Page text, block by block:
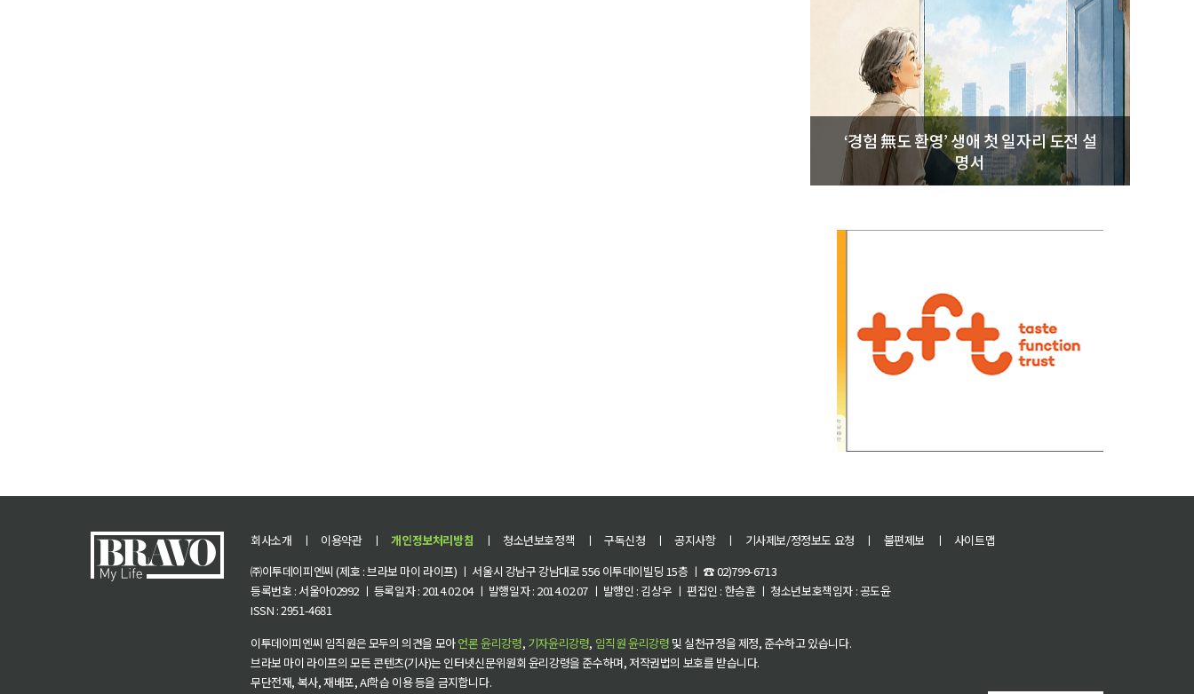
‘경험 無도 환영’ 생애 첫 일자리 도전 설
명서
회사소개 ㅣ 이용약관 ㅣ 개인정보처리방침 ㅣ 청소년보호정책 ㅣ 구독신청 ㅣ 공지사항 ㅣ 기사제보/정정보도 요청 ㅣ 불편제보 ㅣ
사이트맵
㈜이투데이피엔씨 (제호 : 브라보 마이 라이프) ㅣ 서울시 강남구 강남대로 556 이투데이빌딩 15층 ㅣ ☎ 02)799-6713
등록번호 : 서울아02992 ㅣ 등록일자 : 2014.02.04 ㅣ 발행일자 : 2014.02.07 ㅣ 발행인 : 김상우 ㅣ 편집인 : 한승훈 ㅣ 청소년보호책임자 : 공도윤
ISSN : 2951-4681
이투데이피엔씨 임직원은 모두의 의견을 모아언론 윤리강령, 기자윤리강령, 임직원 윤리강령 및 실천규정을 제정, 준수하고 있습니다.
브라보 마이 라이프의 모든 콘텐츠(기사)는 인터넷신문위원회 윤리강령을 준수하며, 저작권법의 보호를 받습니다.
무단전재, 복사, 재배포, AI학습 이용 등을 금지합니다.